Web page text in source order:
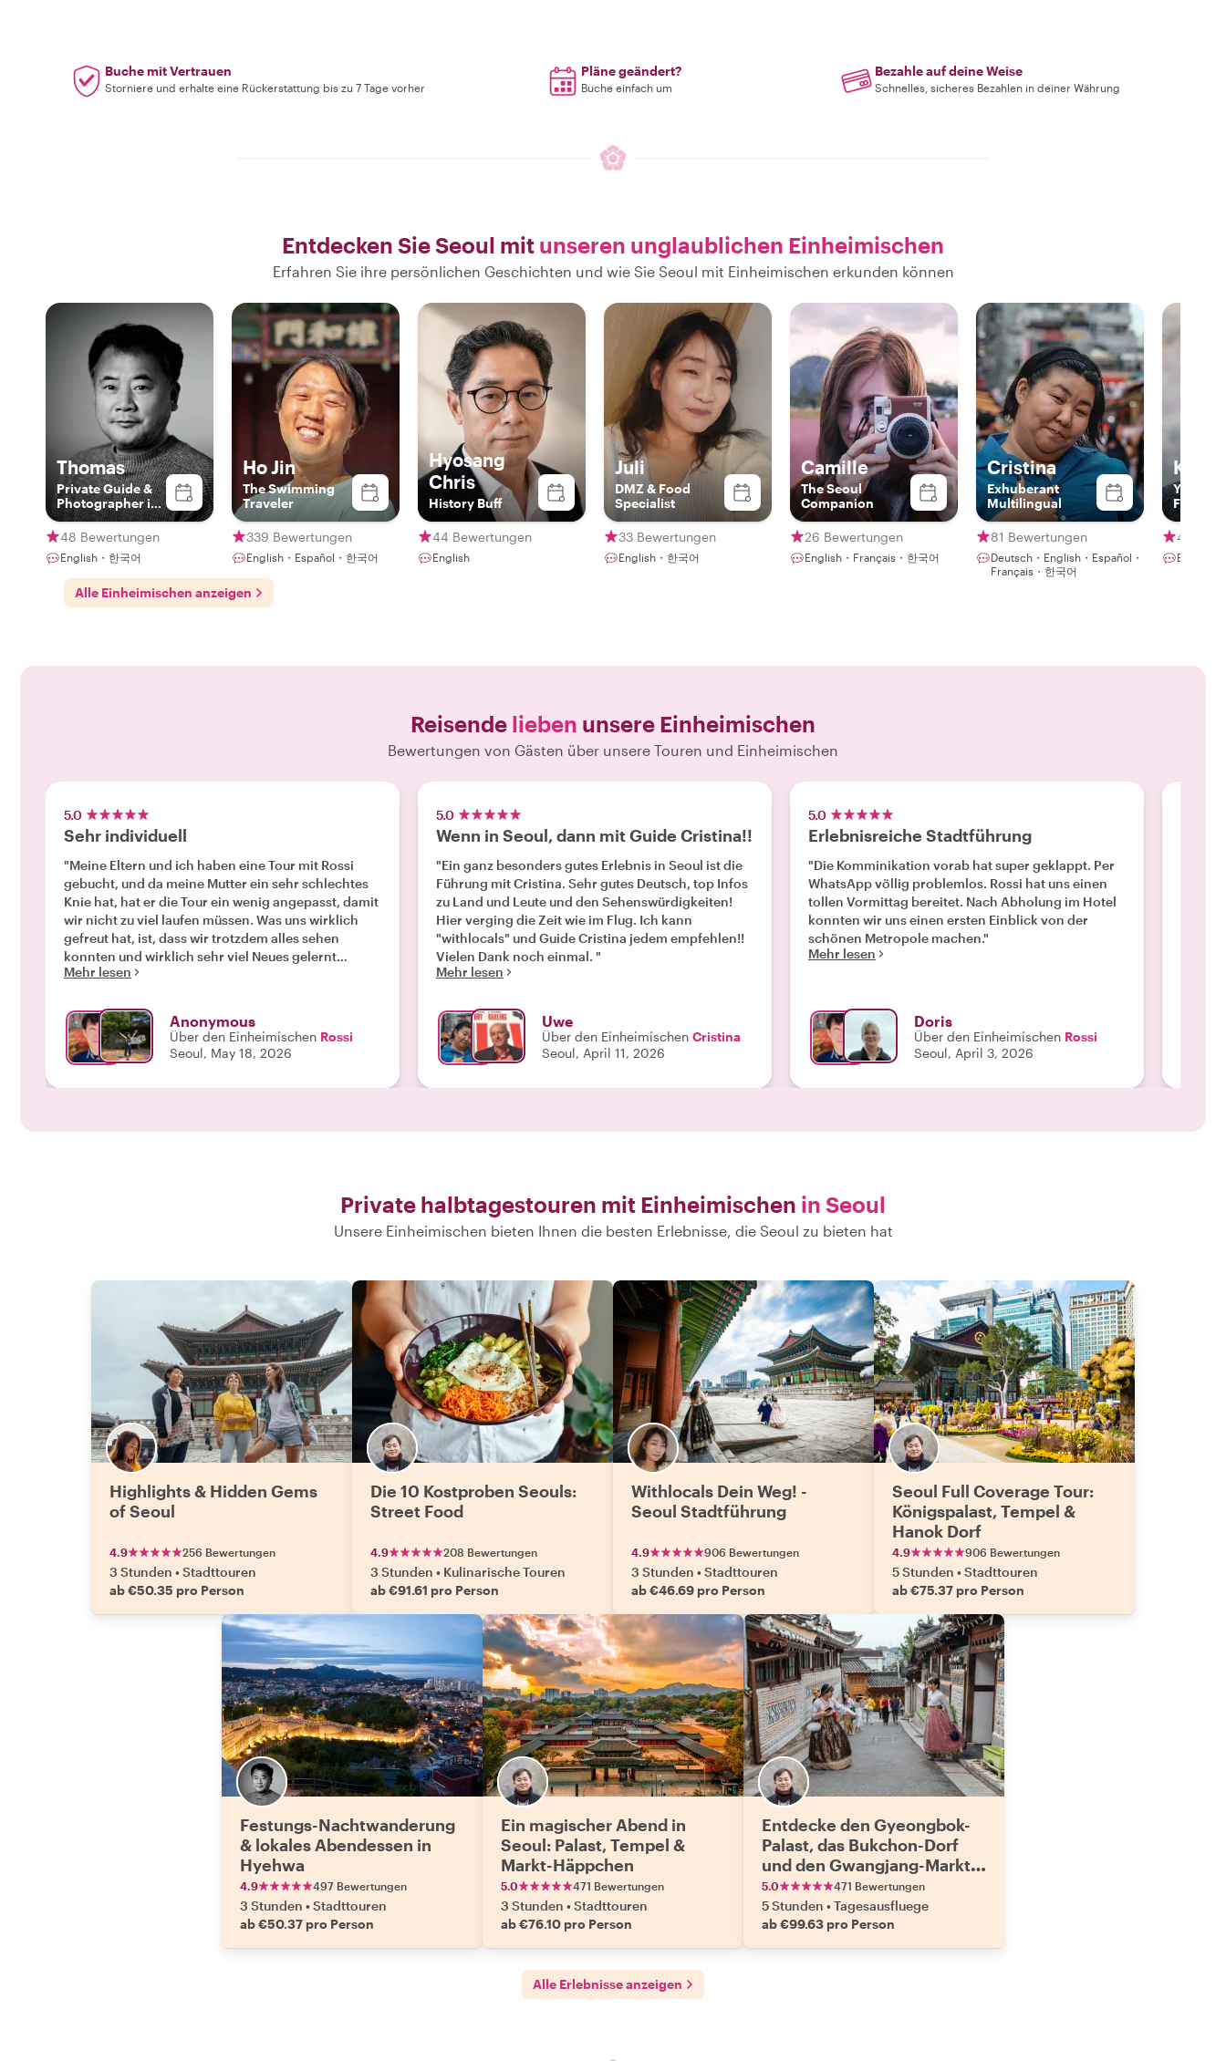
Buche mit Vertrauen
Storniere und erhalte eine Rückerstattung bis zu 7 Tage vorher
Pläne geändert?
Buche einfach um
Bezahle auf deine Weise
Schnelles, sicheres Bezahlen in deiner Währung
Entdecken Sie Seoul mit unseren unglaublichen Einheimischen
Erfahren Sie ihre persönlichen Geschichten und wie Sie Seoul mit Einheimischen erkunden können
Thomas
Private Guide &
Photographer in
Seoul
48 Bewertungen
English・한국어
Ho Jin
The Swimming
Traveler
339 Bewertungen
English・Español・한국어
Hyosang
Chris
History Buff
44 Bewertungen
English
Juli
DMZ & Food
Specialist
33 Bewertungen
English・한국어
Camille
The Seoul
Companion
26 Bewertungen
English・Français・한국어
Cristina
Exhuberant
Multilingual
81 Bewertungen
Deutsch・English・Español・
Français・한국어
Kevin
Your
Friend
49
English
Alle Einheimischen anzeigen
Reisende lieben unsere Einheimischen
Bewertungen von Gästen über unsere Touren und Einheimischen
5.0
Sehr individuell
"Meine Eltern und ich haben eine Tour mit Rossi
gebucht, und da meine Mutter ein sehr schlechtes
Knie hat, hat er die Tour ein wenig angepasst, damit
wir nicht zu viel laufen müssen. Was uns wirklich
gefreut hat, ist, dass wir trotzdem alles sehen
konnten und wirklich sehr viel Neues gelernt
haben. Er ist sehr stark auf unsere Wünsche
Gefühl, dass er einfach sein Standardprogramm
durchziehen will. Sein Englisch war auch sehr gut
verständlich."
Mehr lesen
Anonymous
Über den Einheimischen Rossi
Seoul, May 18, 2026
5.0
Wenn in Seoul, dann mit Guide Cristina!!
"Ein ganz besonders gutes Erlebnis in Seoul ist die
Führung mit Cristina. Sehr gutes Deutsch, top Infos
zu Land und Leute und den Sehenswürdigkeiten!
Hier verging die Zeit wie im Flug. Ich kann
"withlocals" und Guide Cristina jedem empfehlen!!
Vielen Dank noch einmal. "
Mehr lesen
Uwe
Über den Einheimischen Cristina
Seoul, April 11, 2026
5.0
Erlebnisreiche Stadtführung
"Die Komminikation vorab hat super geklappt. Per
WhatsApp völlig problemlos. Rossi hat uns einen
tollen Vormittag bereitet. Nach Abholung im Hotel
konnten wir uns einen ersten Einblick von der
schönen Metropole machen."
Mehr lesen
Doris
Über den Einheimischen Rossi
Seoul, April 3, 2026
Private halbtagestouren mit Einheimischen in Seoul
Unsere Einheimischen bieten Ihnen die besten Erlebnisse, die Seoul zu bieten hat
Highlights & Hidden Gems
of Seoul
4.9 256 Bewertungen
3 Stunden •Stadttouren
ab €50.35 pro Person
Die 10 Kostproben Seouls:
Street Food
4.9 208 Bewertungen
3 Stunden • Kulinarische Touren
ab €91.61 pro Person
Withlocals Dein Weg! -
Seoul Stadtführung
4.9 906 Bewertungen
3 Stunden •Stadttouren
ab €46.69 pro Person
Seoul Full Coverage Tour:
Königspalast, Tempel &
Hanok Dorf
4.9 906 Bewertungen
5 Stunden •Stadttouren
ab €75.37 pro Person
Festungs-Nachtwanderung
& lokales Abendessen in
Hyehwa
4.9 497 Bewertungen
3 Stunden •Stadttouren
ab €50.37 pro Person
Ein magischer Abend in
Seoul: Palast, Tempel &
Markt-Häppchen
5.0 471 Bewertungen
3 Stunden •Stadttouren
ab €76.10 pro Person
Entdecke den Gyeongbok-
Palast, das Bukchon-Dorf
und den Gwangjang-Markt
mit einem Einheimischen
5.0 471 Bewertungen
5 Stunden •Tagesausfluege
ab €99.63 pro Person
Alle Erlebnisse anzeigen